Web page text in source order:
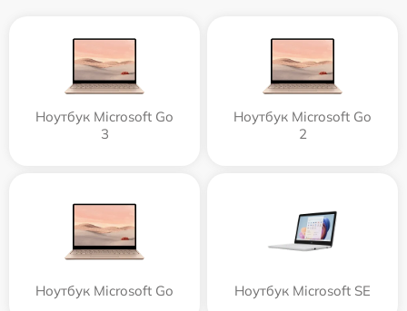
Ноутбук Microsoft Go
3
Ноутбук Microsoft Go
2
Ноутбук Microsoft Go Ноутбук Microsoft SE